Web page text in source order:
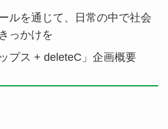
ルを通じて、日常の中で社会
っかけを
プス + deleteC」企画概要